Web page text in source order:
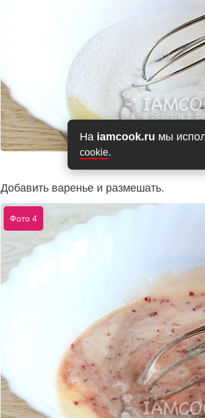
На iamcook.ru мы
cookie.
Добавить варенье и размешать.
Фото 4